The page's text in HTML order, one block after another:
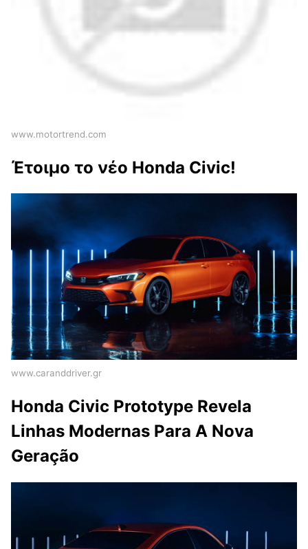
www.motortrend.com
Έτοιμο το νέο Honda Civic!
www.caranddriver.gr
Honda Civic Prototype Revela
Linhas Modernas Para A Nova
Geração